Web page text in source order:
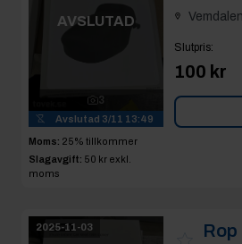
AVSLUTAD
3
Avslutad 3/11 13:49
Moms: 25% tillkommer
Slagavgift: 50 kr exkl.
moms
Vemdalen
Slutpris:
100 kr
2025-11-03 Rop